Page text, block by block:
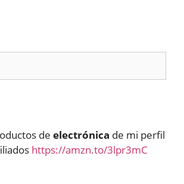
de electrónica de mi perfil
https://amzn.to/3lpr3mC